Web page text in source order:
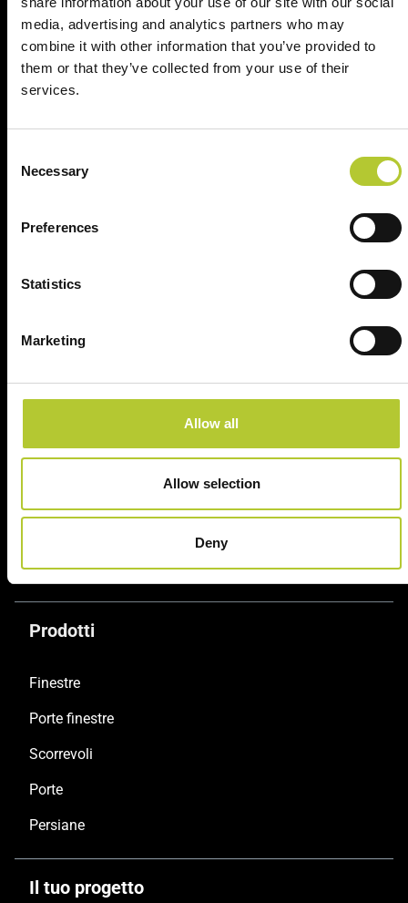
media, advertising and analytics partners who may
combine it with other information that you’ve provided to
them or that they’ve collected from your use of their
services.
Selection
Necessary
Preferences
Statistics
Marketing
Allow all
Allow selection
Deny
Cognome
CAP
Ci prendiamo cura dei nostri clienti
Un'esperienza
consolidata nel tempo
+ di 170 Maestri
Serramentisti Domal
Soluzioni sostenibili Prodotti certificati
Prodotti
Finestre
Porte finestre
Scorrevoli
Porte
Persiane
Il tuo progetto